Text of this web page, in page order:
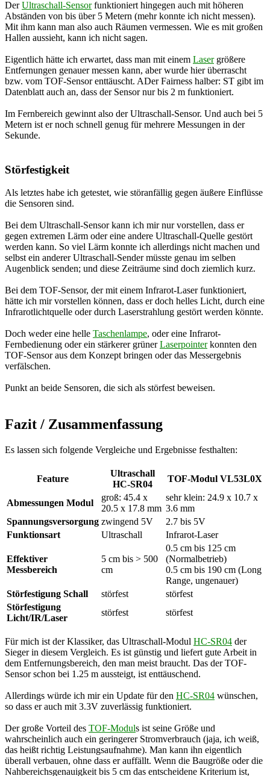
DerUltraschall-Sensorfunktioniert hingegen auch mit höheren
Abständen von bis über 5 Metern (mehr konnte ich nicht messen).
Mit ihm kann man also auch Räumen vermessen. Wie es mit großen
Hallen aussieht, kann ich nicht sagen.
Eigentlich hätte ich erwartet, dass man mit einem Lasergrößere
Entfernungen genauer messen kann, aber wurde hier überrascht
bzw. vom TOF-Sensor enttäuscht. ADer Fairness halber: ST gibt im
Datenblatt auch an, dass der Sensor nur bis 2 m funktioniert.
Im Fernbereich gewinnt also der Ultraschall-Sensor. Und auch bei 5
Metern ist er noch schnell genug für mehrere Messungen in der
Sekunde.
Störfestigkeit
Als letztes habe ich getestet, wie störanfällig gegen äußere Einflüsse
die Sensoren sind.
Bei dem Ultraschall-Sensor kann ich mir nur vorstellen, dass er
gegen extremen Lärm oder eine andere Ultraschall-Quelle gestört
werden kann. So viel Lärm konnte ich allerdings nicht machen und
selbst ein anderer Ultraschall-Sender müsste genau im selben
Augenblick senden; und diese Zeiträume sind doch ziemlich kurz.
Bei dem TOF-Sensor, der mit einem Infrarot-Laser funktioniert,
hätte ich mir vorstellen können, dass er doch helles Licht, durch eine
Infrarotlichtquelle oder durch Laserstrahlung gestört werden könnte.
Doch weder eine helle Taschenlampe, oder eine Infrarot-
Fernbedienung oder ein stärkerer grünerLaserpointerkonnten den
TOF-Sensor aus dem Konzept bringen oder das Messergebnis
verfälschen.
Punkt an beide Sensoren, die sich als störfest beweisen.
Fazit / Zusammenfassung
Es lassen sich folgende Vergleiche und Ergebnisse festhalten:
Feature
Ultraschall
HC-SR04
TOF-Modul VL53L0X
Abmessungen Modul
groß: 45.4 x
20.5 x 17.8 mm
sehr klein: 24.9 x 10.7 x
3.6 mm
Spannungsversorgung zwingend 5V
2.7 bis 5V
Funktionsart
Ultraschall Infrarot-Laser
Effektiver
Messbereich
5 cm bis > 500
cm
0.5 cm bis 125 cm
(Normalbetrieb)
0.5 cm bis 190 cm (Long
Range, ungenauer)
Störfestigung Schall
störfest
störfest
Störfestigung
Licht/IR/Laser
störfest störfest
Für mich ist der Klassiker, das Ultraschall-Modul HC-SR04 der
Sieger in diesem Vergleich. Es ist günstig und liefert gute Arbeit in
dem Entfernungsbereich, den man meist braucht. Das der TOF-
Sensor schon bei 1.25 m aussteigt, ist enttäuschend.
Allerdings würde ich mir ein Update für den HC-SR04 wünschen,
so dass er auch mit 3.3V zuverlässig funktioniert.
Der große Vorteil des TOF-Moduls ist seine Größe und
wahrscheinlich auch ein geringerer Stromverbrauch (jaja, ich weiß,
das heißt richtig Leistungsaufnahme). Man kann ihn eigentlich
überall verbauen, ohne dass er auffällt. Wenn die Baugröße oder die
Nahbereichsgenauigkeit bis 5 cm das entscheidene Kriterium ist,